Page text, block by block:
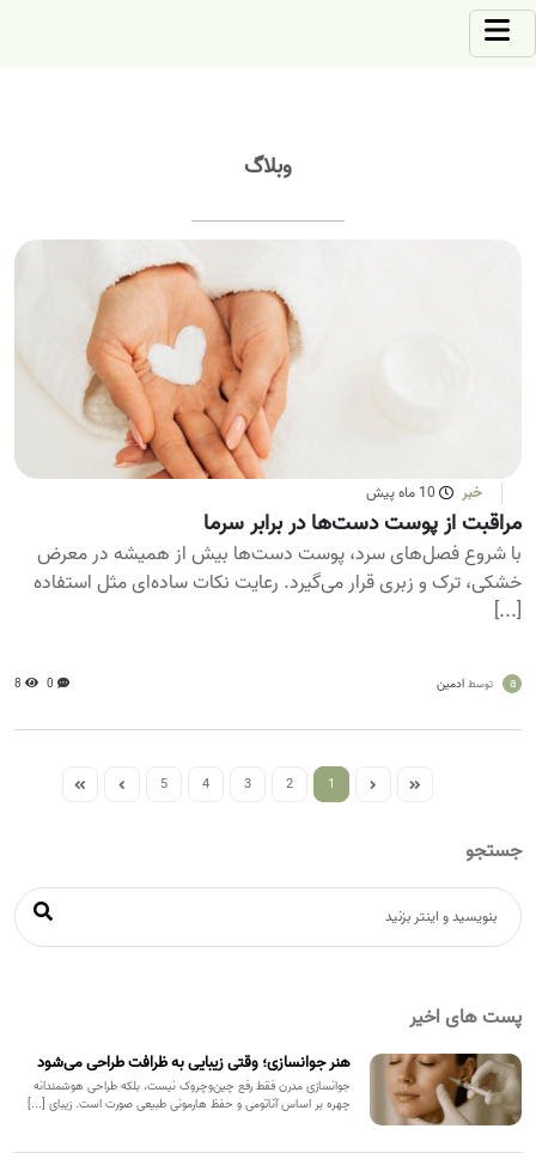
وبلاگ
خبر 10 ماه پیش
مراقبت از پوست دست‌ها در برابر سرما
با شروع فصل‌های سرد، پوست دست‌ها بیش از همیشه در معرض
خشکی، ترک و زبری قرار می‌گیرد. رعایت نکات ساده‌ای مثل استفاده
[...]
a توسط ادمین 0
8
1
2
3
4
5
جستجو
پست های اخیر
هنر جوانسازی؛ وقتی زیبایی به ظرافت طراحی می‌شود
جوانسازی مدرن فقط رفع چین‌وچروک نیست، بلکه طراحی هوشمندانه
چهره بر اساس آناتومی و حفظ هارمونی طبیعی صورت است. زیبای [...]